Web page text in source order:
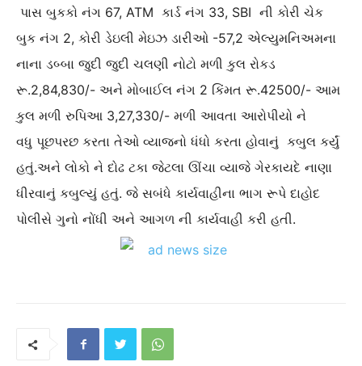
પાસ બુકકો નંગ 67, ATM કાર્ડ નંગ 33, SBI ની કોરી ચેક
બુક નંગ 2, કોરી ડેઇલી મેઇઝ ડારીઓ -57,2 એલ્યુમનિઅમના
નાના ડબ્બા જુદી જુદી ચલણી નોટો મળી કુલ રોકડ
રૂ.2,84,830/- અને મોબાઈલ નંગ 2 કિંમત રૂ.42500/- આમ
કુલ મળી રુપિઆ 3,27,330/- મળી આવતા આરોપીયો ને
વધુ પૂછપરછ કરતા તેઓ વ્યાજનો ધંધો કરતા હોવાનું કબુલ કર્યું
હતું.અને લોકો ને દોઢ ટકા જેટલા ઊંચા વ્યાજે ગેરકાયદે નાણા
ધીરવાનું કબુલ્યું હતું. જે સબંધે કાર્યવાહીના ભાગ રૂપે દાહોદ
પોલીસે ગુનો નોંધી અને આગળ ની કાર્યવાહી કરી હતી.